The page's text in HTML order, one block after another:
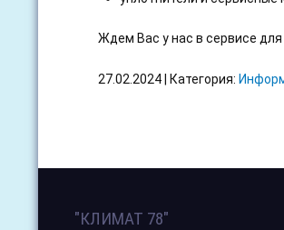
Ждем Вас у нас в сервисе
27.02.2024 | Категория:
"КЛИМАТ 78"